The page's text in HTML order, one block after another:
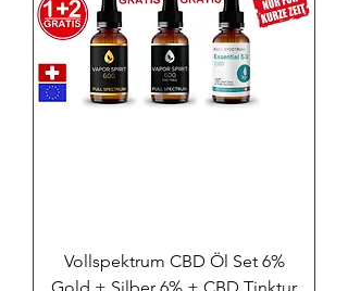
Vollspektrum CBD Öl Set 6%